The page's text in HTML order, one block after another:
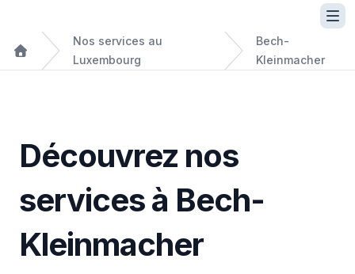
Nos services au
Luxembourg
Bech-
Kleinmacher
Découvrez nos
services à Bech-
Kleinmacher